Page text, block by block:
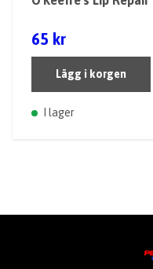
65 kr
Lägg i korgen
I lager